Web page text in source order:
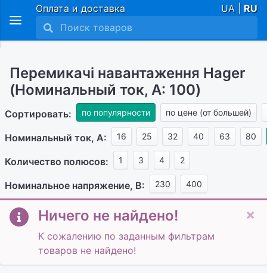
Оплата и доставка UA | RU
Перемикачі навантаження Hager
(Номинальный ток, А: 100)
Сортировать: по популярности по цене (от большей)
Номинальный ток, А: 16 25 32 40 63 80
Количество полюсов: 1 3 4 2
Номинальное напряжение, В: 230 400
×
Ничего не найдено!
К сожалению по заданным фильтрам
товаров не найдено!